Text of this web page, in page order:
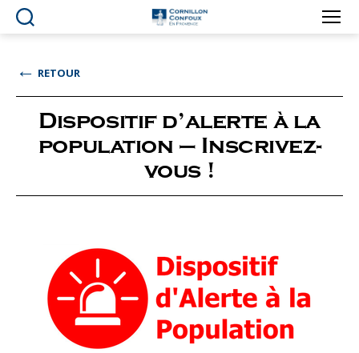
Ville
en
Provence
← RETOUR
Dispositif d’alerte à la
population – Inscrivez-
vous !